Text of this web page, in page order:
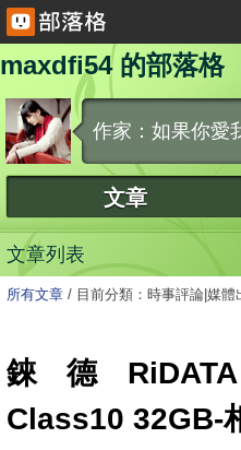
maxdfi54 的部落格
作家：如果你愛
文章
文章列表
所有文章 / 目前分類：時事評論|媒體
錸德
Class10 32GB-